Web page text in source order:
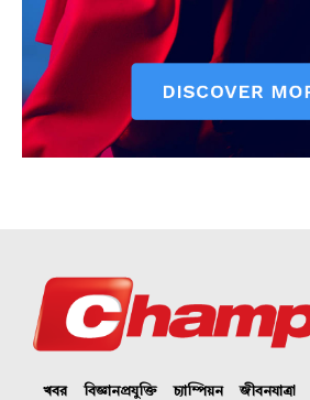
খবর বিজ্ঞানপ্রযুক্তি চ্যাম্পিয়ন জীবনযাত্রা